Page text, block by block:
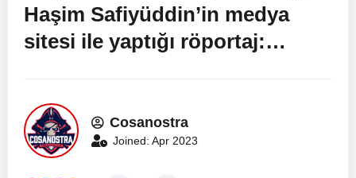
Haşim Safiyüddin’in medya
sitesi ile yaptığı röportaj:…
Cosanostra
Joined: Apr 2023